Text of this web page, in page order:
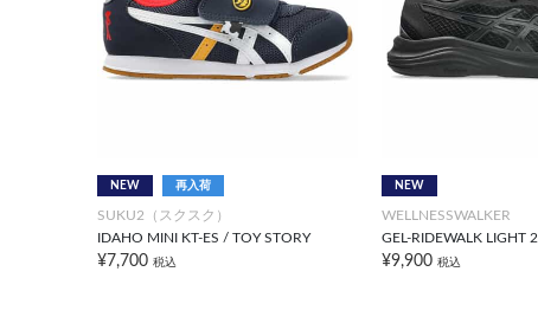
NEW 再入荷
SUKU2（スクスク）
IDAHO MINI KT-ES / TOY STORY
¥7,700 税込
NEW
WELLNESSWALKER
GEL-RIDEWALK LIGHT 2
¥9,900 税込